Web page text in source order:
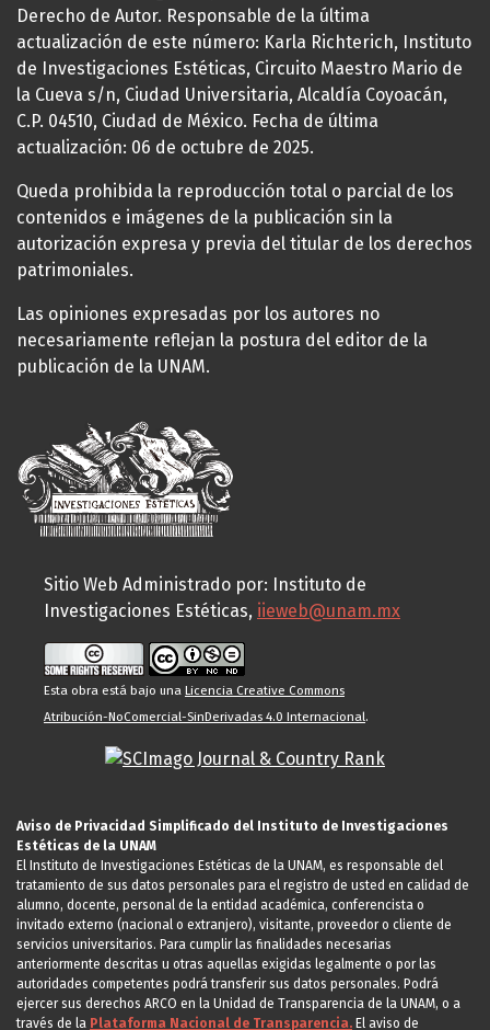
Derecho de Autor. Responsable de la última
actualización de este número: Karla Richterich, Instituto
de Investigaciones Estéticas, Circuito Maestro Mario de
la Cueva s/n, Ciudad Universitaria, Alcaldía Coyoacán,
C.P. 04510, Ciudad de México. Fecha de última
actualización: 06 de octubre de 2025.
Queda prohibida la reproducción total o parcial de los
contenidos e imágenes de la publicación sin la
autorización expresa y previa del titular de los derechos
patrimoniales.
Las opiniones expresadas por los autores no
necesariamente reflejan la postura del editor de la
publicación de la UNAM.
Sitio Web Administrado por: Instituto de
Investigaciones Estéticas, iieweb@unam.mx
Esta obra está bajo una Licencia Creative Commons
Atribución-NoComercial-SinDerivadas 4.0 Internacional.
Aviso de Privacidad Simplificado del Instituto de Investigaciones
Estéticas de la UNAM
El Instituto de Investigaciones Estéticas de la UNAM, es responsable del
tratamiento de sus datos personales para el registro de usted en calidad de
alumno, docente, personal de la entidad académica, conferencista o
invitado externo (nacional o extranjero), visitante, proveedor o cliente de
servicios universitarios. Para cumplir las finalidades necesarias
anteriormente descritas u otras aquellas exigidas legalmente o por las
autoridades competentes podrá transferir sus datos personales. Podrá
ejercer sus derechos ARCO en la Unidad de Transparencia de la UNAM, o a
través de la Plataforma Nacional de Transparencia. El aviso de